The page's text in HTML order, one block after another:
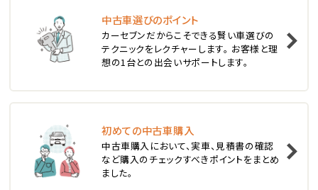
2位
スバル
レガシィツーリングワゴン
3位
トヨタ
カローラフィールダー
中古車選びのポイント
カーセブンだからこそできる賢い車選びの
テクニックをレクチャーします。 お客様と理
想の1台との出会いサポートします。
初めての中古車購入
中古車購入において、実車、見積書の確認
など購入のチェックすべきポイントをまとめ
ました。